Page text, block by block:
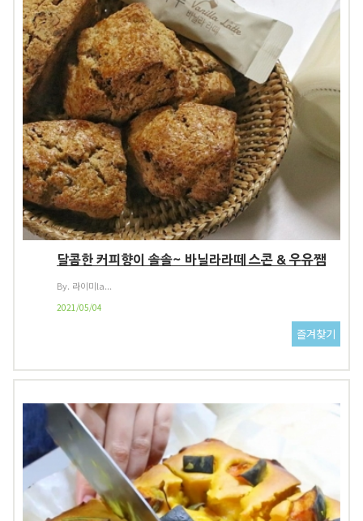
달콤한 커피향이 솔솔~ 바닐라라떼 스콘 & 우유쨈
By. 라이미la...
2021/05/04